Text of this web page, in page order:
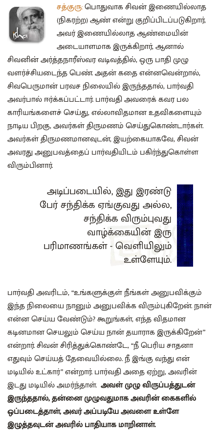
சத்குரு:பொதுவாக சிவன் இணையில்லாத
(நிகரற்ற) ஆண் என்று குறிப்பிடப்படுகிறார்,
அவர் இணையில்லாத ஆண்மையின்
அடையாளமாக இருக்கிறார், ஆனால்
சிவனின் அர்த்தநாரீஸ்வர வடிவத்தில், ஒரு பாதி முழு
வளர்ச்சியடைந்த பெண். அதன் கதை என்னவென்றால்,
சிவபெருமான் பரவச நிலையில் இருந்ததால், பார்வதி
அவர்பால் ஈர்க்கப்பட்டார். பார்வதி அவரைக் கவர பல
காரியங்களைச் செய்து, எல்லாவிதமான உதவிகளையும்
நாடிய பிறகு, அவர்கள் திருமணம் செய்துகொண்டார்கள்.
அவர்கள் திருமணமானவுடன், இயற்கையாகவே, சிவன்
அவரது அனுபவத்தைப் பார்வதியிடம் பகிர்ந்துகொள்ள
விரும்பினார்.
அடிப்படையில், இது இரண்டு
பேர் சந்திக்க ஏங்குவது அல்ல,
சந்திக்க விரும்புவது
வாழ்க்கையின் இரு
பரிமாணங்கள் - வெளியிலும்
உள்ளேயும்.
பார்வதி அவரிடம், “உங்களுக்குள் நீங்கள் அனுபவிக்கும்
இந்த நிலையை நானும் அனுபவிக்க விரும்புகிறேன். நான்
என்ன செய்ய வேண்டும்? கூறுங்கள், எந்த விதமான
கடினமான செயலும் செய்ய நான் தயாராக இருக்கிறேன்”
என்றார். சிவன் சிரித்துக்கொண்டே, “நீ பெரிய சாதனா
எதுவும் செய்யத் தேவையில்லை. நீ இங்கு வந்து என்
மடியில் உட்கார்” என்றார். பார்வதி அதை ஏற்று, அவரின்
இடது மடியில் அமர்ந்தாள். அவள் முழு விருப்பத்துடன்
இருந்ததால், தன்னை முழுவதுமாக அவரின் கைகளில்
ஒப்படைத்தாள், அவர் அப்படியே அவளை உள்ளே
இழுத்தவுடன் அவரில் பாதியாக மாறினாள்.